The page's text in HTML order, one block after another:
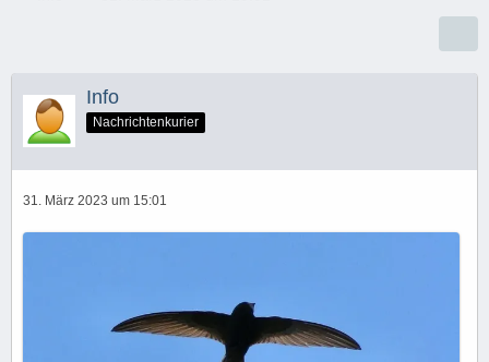
Info
Nachrichtenkurier
31. März 2023 um 15:01